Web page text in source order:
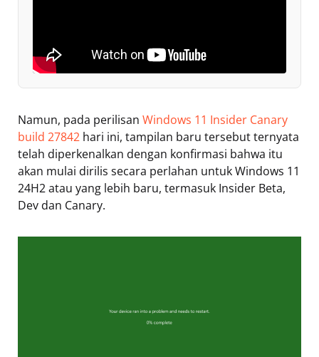
Namun, pada perilisan Windows 11 Insider Canary
build 27842 hari ini, tampilan baru tersebut ternyata
telah diperkenalkan dengan konfirmasi bahwa itu
akan mulai dirilis secara perlahan untuk Windows 11
24H2 atau yang lebih baru, termasuk Insider Beta,
Dev dan Canary.